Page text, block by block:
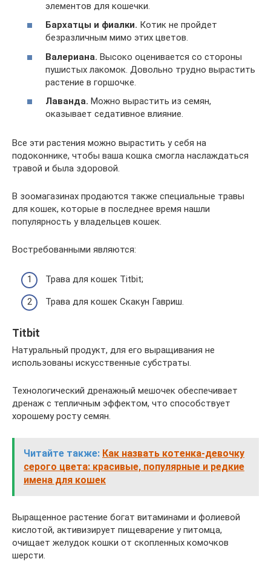
элементов для кошечки.
Бархатцы и фиалки. Котик не пройдет
безразличным мимо этих цветов.
Валериана. Высоко оценивается со стороны
пушистых лакомок. Довольно трудно вырастить
растение в горшочке.
Лаванда. Можно вырастить из семян,
оказывает седативное влияние.
Все эти растения можно вырастить у себя на
подоконнике, чтобы ваша кошка смогла наслаждаться
травой и была здоровой.
В зоомагазинах продаются также специальные травы
для кошек, которые в последнее время нашли
популярность у владельцев кошек.
Востребованными являются:
Трава для кошек Titbit;
Трава для кошек Скакун Гавриш.
Titbit
Натуральный продукт, для его выращивания не
использованы искусственные субстраты.
Технологический дренажный мешочек обеспечивает
дренаж с тепличным эффектом, что способствует
хорошему росту семян.
Читайте также: Как назвать котенка-девочку
серого цвета: красивые, популярные и редкие
имена для кошек
Выращенное растение богат витаминами и фолиевой
кислотой, активизирует пищеварение у питомца,
очищает желудок кошки от скопленных комочков
шерсти.